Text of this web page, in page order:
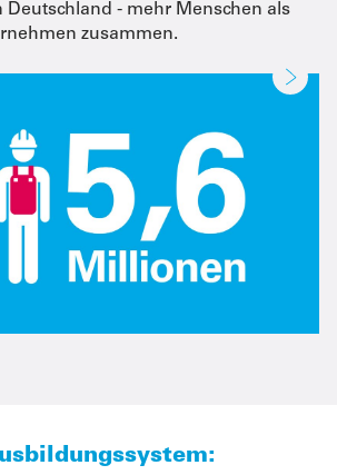
Deutschland - mehr Menschen als
zusammen.